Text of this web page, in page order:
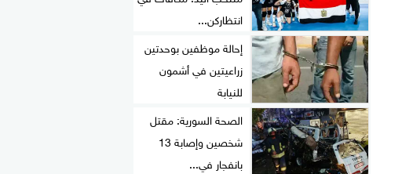
انتظاركن...
إحالة موظفين بوحدتين
زراعيتين في أشمون
للنيابة
الصحة السورية: مقتل
شخصين وإصابة 13
بانفجار في...